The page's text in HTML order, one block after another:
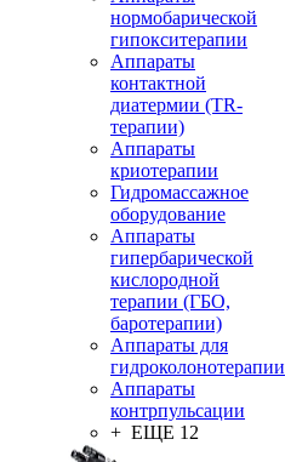
нормобарической
гипокситерапии
Аппараты
контактной
диатермии (TR-
терапии)
Аппараты
криотерапии
Гидромассажное
оборудование
Аппараты
гипербарической
кислородной
терапии (ГБО,
баротерапии)
Аппараты для
гидроколонотерапии
Аппараты
контрпульсации
+ ЕЩЕ 12